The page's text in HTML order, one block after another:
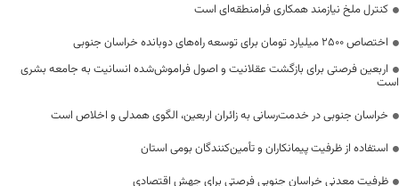
کنترل ملخ نیازمند همکاری فرامنطقه‌ای است
اختصاص 2500 میلیارد تومان برای توسعه راه‌های دوبانده خراسان جنوبی
اربعین فرصتی برای بازگشت عقلانیت و اصول فراموش‌شده انسانیت به جامعه بشری
است
خراسان جنوبی در خدمت‌رسانی به زائران اربعین، الگوی همدلی و اخلاص است
استفاده از ظرفیت پیمانکاران و تأمین‌کنندگان بومی استان
ظرفیت معدنی خراسان جنوبی فرصتی برای جهش اقتصادی